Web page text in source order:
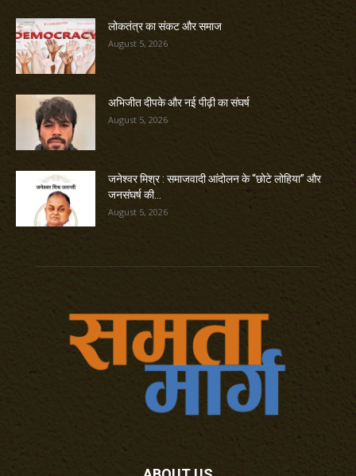
लोकतंत्र का संकट और समाज
August 5, 2026
अभिजीत दीपके और नई पीढ़ी का संघर्ष
August 5, 2026
जनेश्वर मिश्र : समाजवादी आंदोलन के “छोटे लोहिया” और
जनसंघर्ष की...
August 5, 2026